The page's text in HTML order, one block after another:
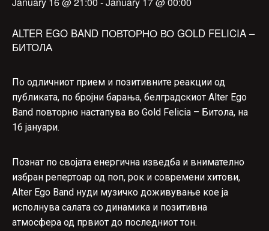
ALTER EGO BAND ПОВТОРНО ВО GOLD FELICIA –
БИТОЛА
По одличниот прием и позитивните реакции од
публиката, по бројни барања, белградскиот Alter Ego
Band повторно настапува во Gold Felicia – Битола, на
16 јануари.
Познат по својата енергична изведба и внимателно
избран репертоар од поп, рок и современи хитови,
Alter Ego Band нуди музичко доживување кое ја
исполнува салата со динамика и позитивна
атмосфера од првиот до последниот тон.